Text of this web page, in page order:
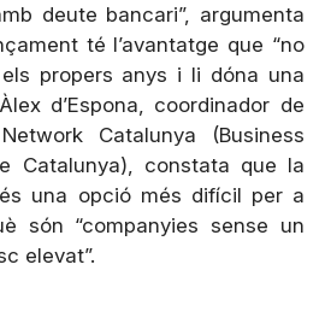
deute bancari”, argumenta
té l’avantatge que “no
propers anys i li dóna una
d’Espona, coordinador de
Catalunya (Business
Catalunya), constata que la
una opció més difícil per a
són “companyies sense un
elevat”.